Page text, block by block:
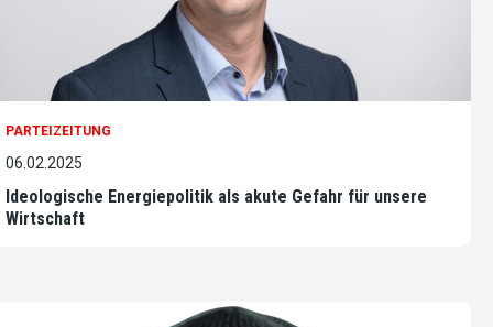
PARTEIZEITUNG
06.02.2025
Ideologische Energiepolitik als akute Gefahr für unsere
Wirtschaft